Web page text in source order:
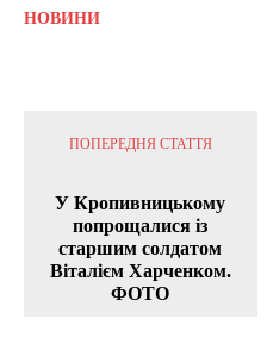
НОВИНИ
ПОПЕРЕДНЯ СТАТТЯ
У Кропивницькому
попрощалися із
старшим солдатом
Віталієм Харченком.
ФОТО